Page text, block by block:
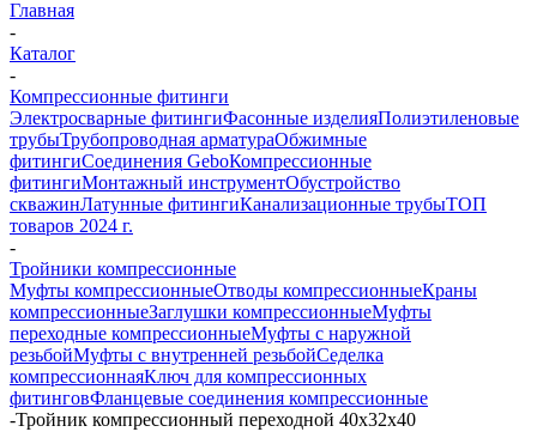
Главная
-
Каталог
-
Компрессионные фитинги
Электросварные фитингиФасонные изделияПолиэтиленовые
трубыТрубопроводная арматураОбжимные
фитингиСоединения GeboКомпрессионные
фитингиМонтажный инструментОбустройство
скважинЛатунные фитингиКанализационные трубыТОП
товаров 2024 г.
-
Тройники компрессионные
Муфты компрессионныеОтводы компрессионныеКраны
компрессионныеЗаглушки компрессионныеМуфты
переходные компрессионныеМуфты с наружной
резьбойМуфты с внутренней резьбойСеделка
компрессионнаяКлюч для компрессионных
фитинговФланцевые соединения компрессионные
-Тройник компрессионный переходной 40x32x40